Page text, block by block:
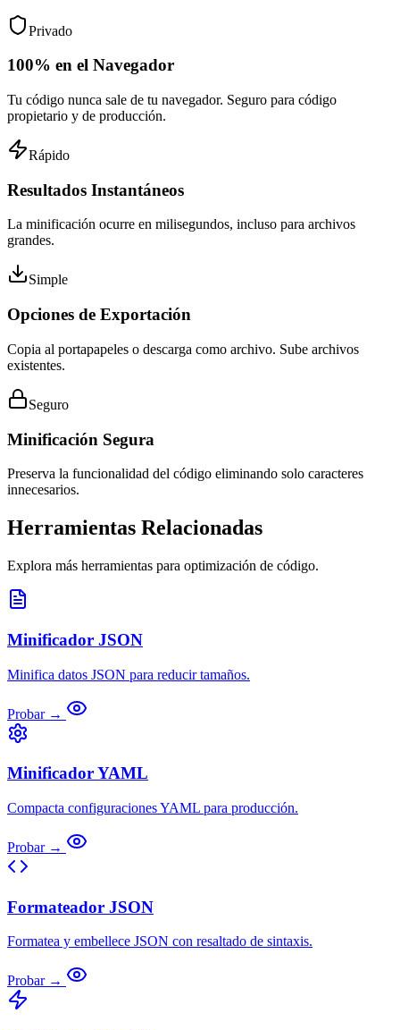
Privado
100% en el Navegador
Tu código nunca sale de tu navegador. Seguro para código
propietario y de producción.
Rápido
Resultados Instantáneos
La minificación ocurre en milisegundos, incluso para archivos
grandes.
Simple
Opciones de Exportación
Copia al portapapeles o descarga como archivo. Sube archivos
existentes.
Seguro
Minificación Segura
Preserva la funcionalidad del código eliminando solo caracteres
innecesarios.
Herramientas Relacionadas
Explora más herramientas para optimización de código.
Minificador JSON
Minifica datos JSON para reducir tamaños.
Probar →
Minificador YAML
Compacta configuraciones YAML para producción.
Probar →
Formateador JSON
Formatea y embellece JSON con resaltado de sintaxis.
Probar →